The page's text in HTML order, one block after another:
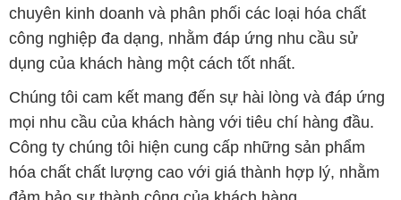
chuyên kinh doanh và phân phối các loại hóa chất
công nghiệp đa dạng, nhằm đáp ứng nhu cầu sử
dụng của khách hàng một cách tốt nhất.
Chúng tôi cam kết mang đến sự hài lòng và đáp ứng
mọi nhu cầu của khách hàng với tiêu chí hàng đầu.
Công ty chúng tôi hiện cung cấp những sản phẩm
hóa chất chất lượng cao với giá thành hợp lý, nhằm